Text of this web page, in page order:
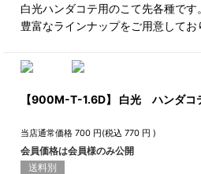
白光ハンダコテ用のこて先各種です。
豊富なラインナップをご用意してお
【900M-T-1.6D】 白光 ハンダ
当店通常価格 700 円(税込770 円 )
会員価格は会員様のみ公開
送料別